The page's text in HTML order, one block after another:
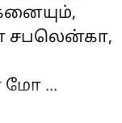
சபலென்கா,
...